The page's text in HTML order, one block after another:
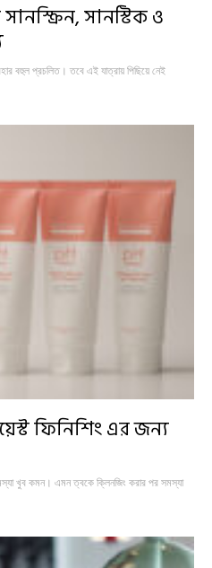
সানস্টিক ও
বহুল প্রচলিত। তবে এই যাত্রায় পিছিয়ে নেই
ফিনিশিং এর জন্য
খুব কমন। এমন ত্বকে ক্লিনজিং করার পর সমস্যা